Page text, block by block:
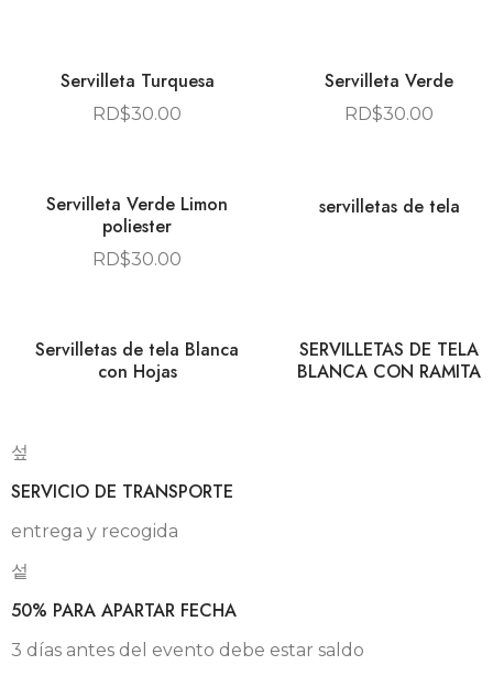
Servilleta Turquesa
RD$30.00
Servilleta Verde
RD$30.00
Servilleta Verde Limon
poliester
RD$30.00
servilletas de tela
Servilletas de tela Blanca
con Hojas
SERVILLETAS DE TELA
BLANCA CON RAMITA
SERVICIO DE TRANSPORTE
entrega y recogida
50% PARA APARTAR FECHA
3 días antes del evento debe estar saldo